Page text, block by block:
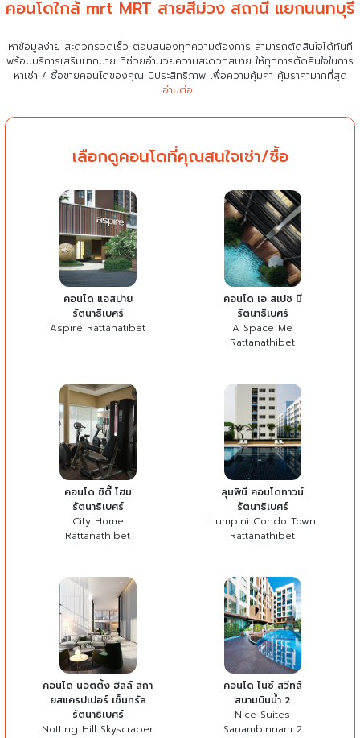
คอนโดใกล้ mrt MRT สายสีม่วง สถานี แยกนนทบุรี
หาข้อมูลง่าย สะดวกรวดเร็ว ตอบสนองทุกความต้องการ สามารถตัดสินใจได้ทันที
พร้อมบริการเสริมมากมาย ที่ช่วยอำนวยความสะดวกสบาย ให้ทุกการตัดสินใจในการ
หาเช่า / ซื้อขายคอนโดของคุณ มีประสิทธิภาพ เพื่อความคุ้มค่า คุ้มราคามากที่สุด
อ่านต่อ...
เลือกดูคอนโดที่คุณสนใจเช่า/ซื้อ
คอนโด แอสปาย
รัตนาธิเบศร์
Aspire Rattanatibet
คอนโด เอ สเปซ มี
รัตนาธิเบศร์
A Space Me
Rattanathibet
คอนโด ซิตี้ โฮม
รัตนาธิเบศร์
City Home
Rattanathibet
ลุมพินี คอนโดทาวน์
รัตนาธิเบศร์
Lumpini Condo Town
Rattanathibet
คอนโด นอตติ้ง ฮิลล์ สกา
ยสแครปเปอร์ เซ็นทรัล
รัตนาธิเบศร์
Notting Hill Skyscraper
คอนโด ไนซ์ สวีทส์
สนามบินน้ำ 2
Nice Suites
Sanambinnam 2